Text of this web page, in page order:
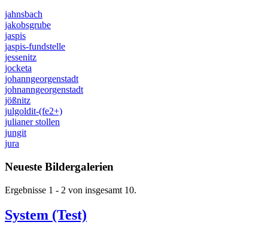
jahnsbach
jakobsgrube
jaspis
jaspis-fundstelle
jessenitz
jocketa
johanngeorgenstadt
johnanngeorgenstadt
jößnitz
julgoldit-(fe2+)
julianer stollen
jungit
jura
Neueste Bildergalerien
Ergebnisse 1 - 2 von insgesamt 10.
System (Test)